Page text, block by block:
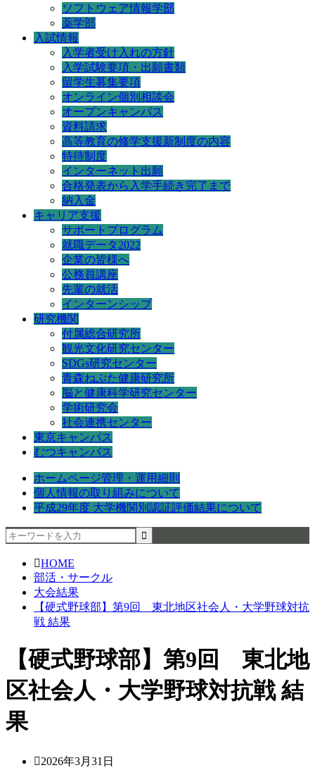
ソフトウェア情報学部
薬学部
入試情報
入学者受け入れの方針
入学試験要項・出願書類
留学生募集要項
オンライン個別相談会
オープンキャンパス
資料請求
高等教育の修学支援新制度の内容
特待制度
インターネット出願
合格発表から入学手続き完了まで
納入金
キャリア支援
サポートプログラム
就職データ2022
企業の皆様へ
公務員講座
先輩の就活
インターンシップ
研究機関
付属総合研究所
観光文化研究センター
SDGs研究センター
青森ねぶた健康研究所
脳と健康科学研究センター
学術研究会
社会連携センター
東京キャンパス
むつキャンパス
ホームページ管理・運用細則
個人情報の取り組みについて
平成29年度 大学機関別認証評価結果について
HOME
部活・サークル
大会結果
【硬式野球部】第9回 東北地区社会人・大学野球対抗
戦 結果
【硬式野球部】第9回 東北地
区社会人・大学野球対抗戦 結
果
2026年3月31日